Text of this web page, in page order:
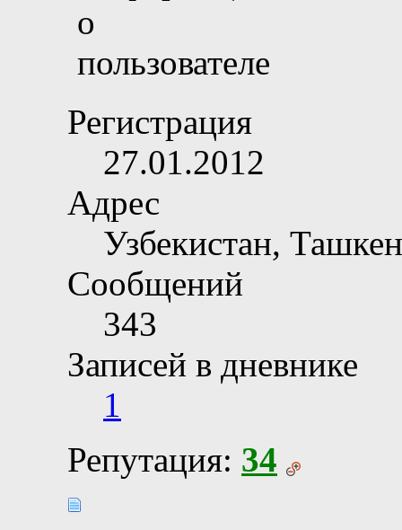
Регистрация
27.01.2012
Адрес
Узбекистан,
Сообщений
343
Записей в дневнике
1
Репутация: 34